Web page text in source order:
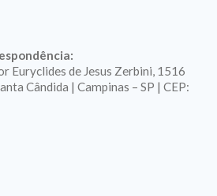
Euryclides de Jesus Zerbini, 1516
Cândida | Campinas – SP | CEP: